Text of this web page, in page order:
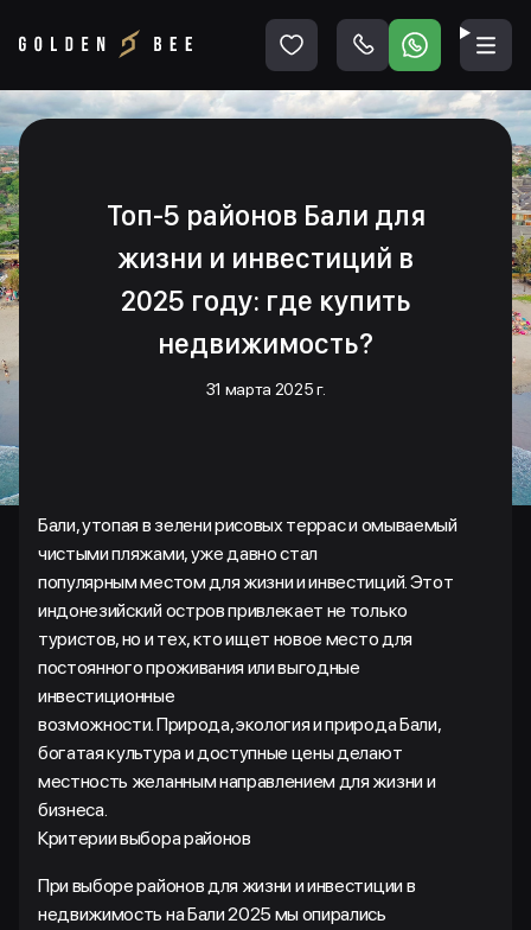
Топ-5 районов Бали для
жизни и инвестиций в
2025 году: где купить
недвижимость?
31 марта 2025 г.
Бали, утопая в зелени рисовых террас и омываемый
чистыми пляжами, уже давно стал
популярным местом для жизни и инвестиций. Этот
индонезийский остров привлекает не только
туристов, но и тех, кто ищет новое место для
постоянного проживания или выгодные
инвестиционные
возможности. Природа, экология и природа Бали,
богатая культура и доступные цены делают
местность желанным направлением для жизни и
бизнеса.
Критерии выбора районов
При выборе районов для жизни и инвестиции в
недвижимость на Бали 2025 мы опирались